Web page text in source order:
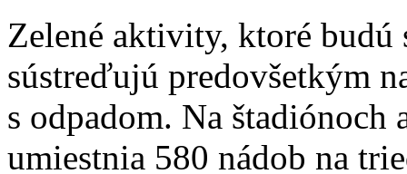
Zelené aktivity, ktoré
sústreďujú predovšetkým
s odpadom. Na štadiónoch
umiestnia 580 nádob na